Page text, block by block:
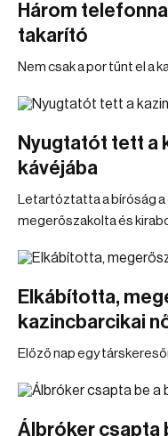
Három
takarító
Nem csak a por tűnt el a
Nyugtatót tett a
kávéjába
Letartóztatta a bíróság a
megerőszakolta és
Elkábította,
kazincbarcikai
Előző nap egy
Álbróker csapta